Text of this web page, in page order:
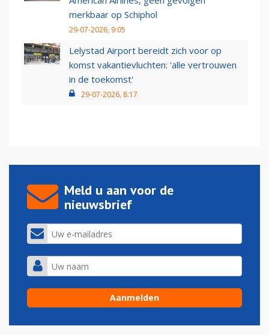
merkbaar op Schiphol
29-07-2026, 9:05
Lelystad Airport bereidt zich voor op
komst vakantievluchten: 'alle vertrouwen
in de toekomst'
29-07-2026, 8:17
Meld u aan voor de
nieuwsbrief